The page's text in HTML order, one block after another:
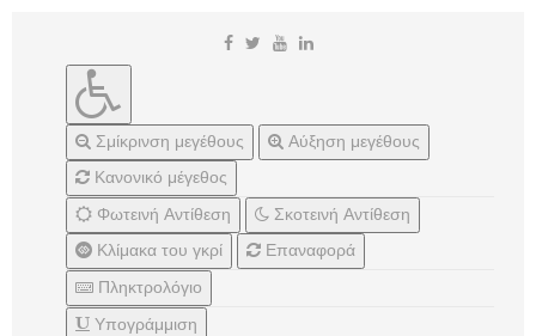
Σμίκρινση μεγέθους
Αύξηση μεγέθους
Κανονικό μέγεθος
Φωτεινή Αντίθεση
Σκοτεινή Αντίθεση
Κλίμακα του γκρί
Επαναφορά
Πληκτρολόγιο
Υπογράμμιση